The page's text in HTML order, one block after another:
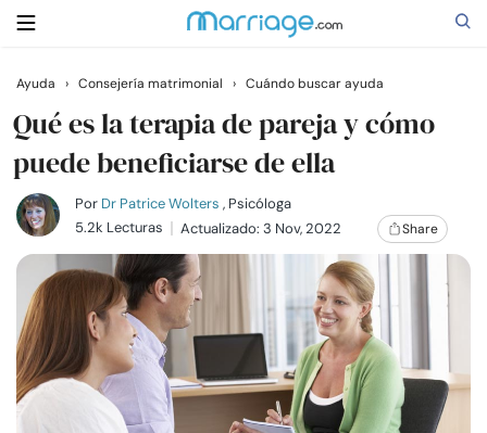
Buscar
Casarse
Relaciones
Familia
Ayuda
Ayuda › Consejería matrimonial › Cuándo buscar ayuda
Qué es la terapia de pareja y cómo
puede beneficiarse de ella
Por Dr Patrice Wolters , Psicóloga
5.2k Lecturas
Actualizado: 3 Nov, 2022 Share